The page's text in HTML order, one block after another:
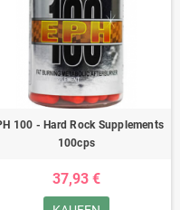
100 - Hard Rock Supplements
100cps
37,93 €